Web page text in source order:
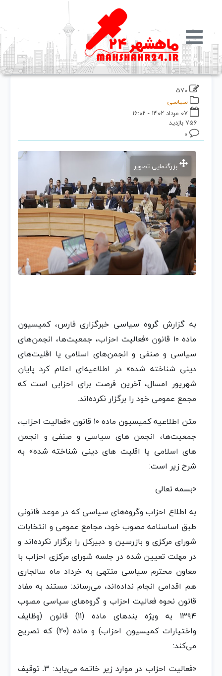
سیاسی
756 بازدید
۰
بزرگنمایی تصویر
به گزارش گروه سیاسی خبرگزاری فارس، کمیسیون
ماده ۱۰ قانون «فعالیت احزاب، جمعیت‌ها، انجمن‌های
سیاسی و صنفی و انجمن‌های اسلامی یا اقلیت‌های
دینی شناخته شده» در اطلاعیه‌ای اعلام کرد پایان
شهریور امسال، آخرین فرصت برای احزابی است که
مجمع عمومی خود را برگزار نکرده‌اند.
متن اطلاعیه کمیسیون ماده ۱۰ قانون «فعالیت احزاب،
جمعیت‌ها، انجمن های سیاسی و صنفی و انجمن
های اسلامی یا اقلیت های دینی شناخته شده» به
شرح زیر است:
«بسمه تعالی
به اطلاع احزاب وگروه‌های سیاسی که در موعد قانونی
طبق اساسنامه مصوب خود، مجامع عمومی و انتخابات
شورای مرکزی و بازرسین و دبیرکل را برگزار نکرده‌اند و
در مهلت تعیین شده در جلسه شورای مرکزی احزاب با
معاون محترم سیاسی منتهی به خرداد ماه سالجاری
هم اقدامی انجام نداده‌اند، می‌رساند: مستند به مفاد
قانون نحوه فعالیت احزاب و گروه‌های سیاسی مصوب
۱۳۹۴ به ویژه بندهای ماده (۱۱) قانون (وظایف
واختیارات کمیسیون احزاب) و ماده (۲۰) که تصریح
می‌کند:
«فعالیت احزاب در موارد زیر خاتمه می‌یابد: ۳ـ توقیف